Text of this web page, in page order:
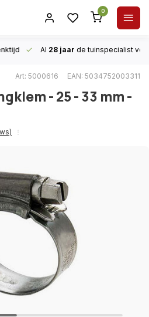
0
Al 28 jaar de tuinspecialist
Art: 5000616 EAN: 5034752003311
- 25 - 33 mm -